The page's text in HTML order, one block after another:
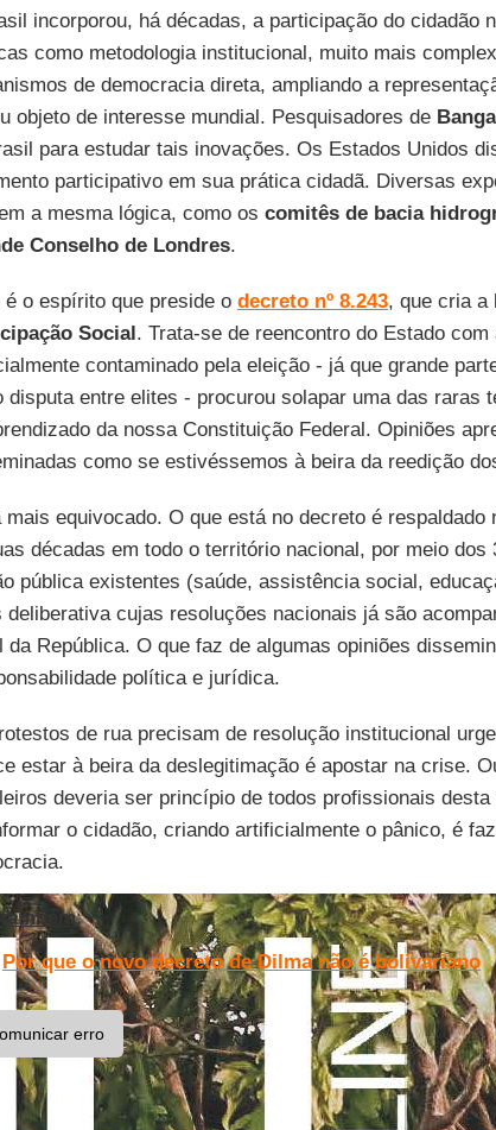
incorporou, há décadas, a participação do cidadão
como metodologia institucional, muito mais
de democracia direta, ampliando a
objeto de interesse mundial. Pesquisadores de
para estudar tais inovações. Os Estados Unidos
participativo em sua prática cidadã. Diversas
a mesma lógica, como os comitês de bacia
Conselho de Londres.
é o espírito que preside o decreto nº 8.243, que cria a
Social. Trata-se de reencontro do Estado
contaminado pela eleição - já que grande
disputa entre elites - procurou solapar uma das raras
da nossa Constituição Federal. Opiniões
como se estivéssemos à beira da reedição
mais equivocado. O que está no decreto é respaldado
décadas em todo o território nacional, por meio dos
pública existentes (saúde, assistência social,
deliberativa cujas resoluções nacionais já são
da República. O que faz de algumas opiniões
política e jurídica.
de rua precisam de resolução institucional
estar à beira da deslegitimação é apostar na crise.
deveria ser princípio de todos profissionais
o cidadão, criando artificialmente o pânico, é
:
Por que o novo decreto de Dilma não é bolivariano
erro